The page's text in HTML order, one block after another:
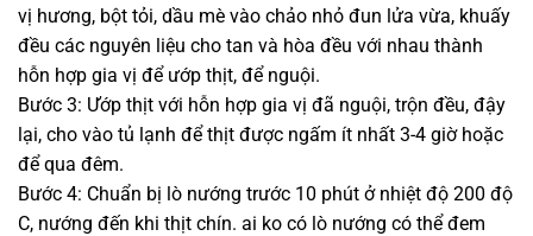
vị hương, bột tỏi, dầu mè vào chảo nhỏ đun lửa vừa, khuấy
đều các nguyên liệu cho tan và hòa đều với nhau thành
hỗn hợp gia vị để ướp thịt, để nguội.
Bước 3: Ướp thịt với hỗn hợp gia vị đã nguội, trộn đều, đậy
lại, cho vào tủ lạnh để thịt được ngấm ít nhất 3-4 giờ hoặc
để qua đêm.
Bước 4: Chuẩn bị lò nướng trước 10 phút ở nhiệt độ 200 độ
C, nướng đến khi thịt chín. ai ko có lò nướng có thể đem